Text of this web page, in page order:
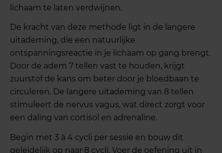
lichaam te laten verdwijnen.
De kracht van deze methode ligt in de langere
uitademing, die een natuurlijke
ontspanningsreactie in je lichaam op gang brengt.
Door de adem 7 tellen vast te houden, krijgt
zuurstof de kans om beter door je bloedbaan te
circuleren. De langere uitademing van 8 tellen
stimuleert de nervus vagus, wat direct zorgt voor
een daling van cortisol en adrenaline.
Begin met 3 à 4 cycli per sessie en bouw dit
geleidelijk op naar 8 cycli. Voer de oefening uit in